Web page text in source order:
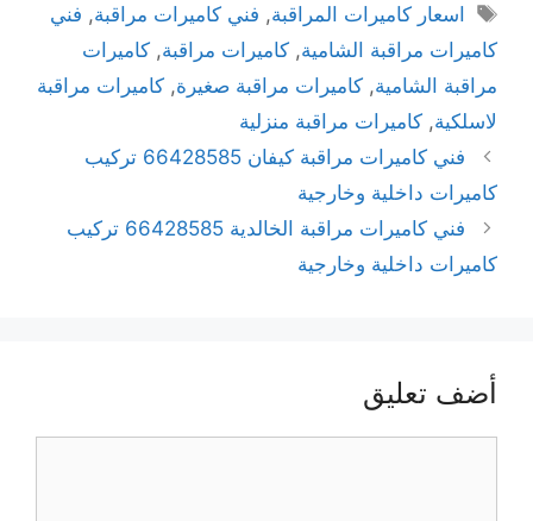
اسعار كاميرات المراقبة, فني كاميرات مراقبة, فني
كاميرات مراقبة الشامية, كاميرات مراقبة, كاميرات
مراقبة الشامية, كاميرات مراقبة صغيرة, كاميرات مراقبة
لاسلكية, كاميرات مراقبة منزلية
فني كاميرات مراقبة كيفان 66428585 تركيب
كاميرات داخلية وخارجية
فني كاميرات مراقبة الخالدية 66428585 تركيب
كاميرات داخلية وخارجية
أضف تعليق